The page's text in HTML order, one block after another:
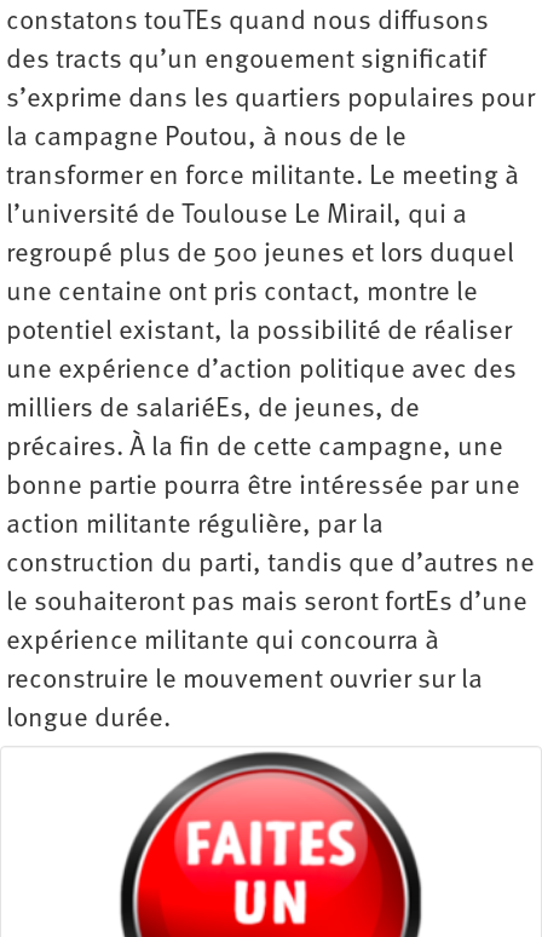
constatons touTEs quand nous diffusons
des tracts qu’un engouement significatif
s’exprime dans les quartiers populaires pour
la campagne Poutou, à nous de le
transformer en force militante. Le meeting à
l’université de Toulouse Le Mirail, qui a
regroupé plus de 500 jeunes et lors duquel
une centaine ont pris contact, montre le
potentiel existant, la possibilité de réaliser
une expérience d’action politique avec des
milliers de salariéEs, de jeunes, de
précaires. À la fin de cette campagne, une
bonne partie pourra être intéressée par une
action militante régulière, par la
construction du parti, tandis que d’autres ne
le souhaiteront pas mais seront fortEs d’une
expérience militante qui concourra à
reconstruire le mouvement ouvrier sur la
longue durée.